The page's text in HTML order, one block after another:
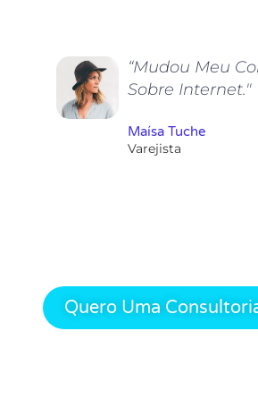
“Mudou Meu
Sobre Internet."
Maísa Tuche
Varejista
Quero Uma